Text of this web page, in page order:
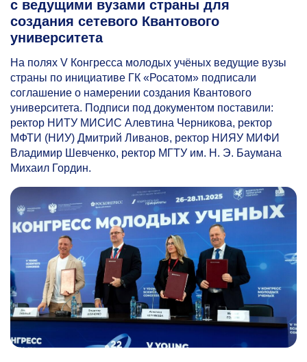
с ведущими вузами страны для
создания сетевого Квантового
университета
На полях V Конгресса молодых учёных ведущие вузы
страны по инициативе ГК «Росатом» подписали
соглашение о намерении создания Квантового
университета. Подписи под документом поставили:
ректор НИТУ МИСИС Алевтина Черникова, ректор
МФТИ (НИУ) Дмитрий Ливанов, ректор НИЯУ МИФИ
Владимир Шевченко, ректор МГТУ им. Н. Э. Баумана
Михаил Гордин.